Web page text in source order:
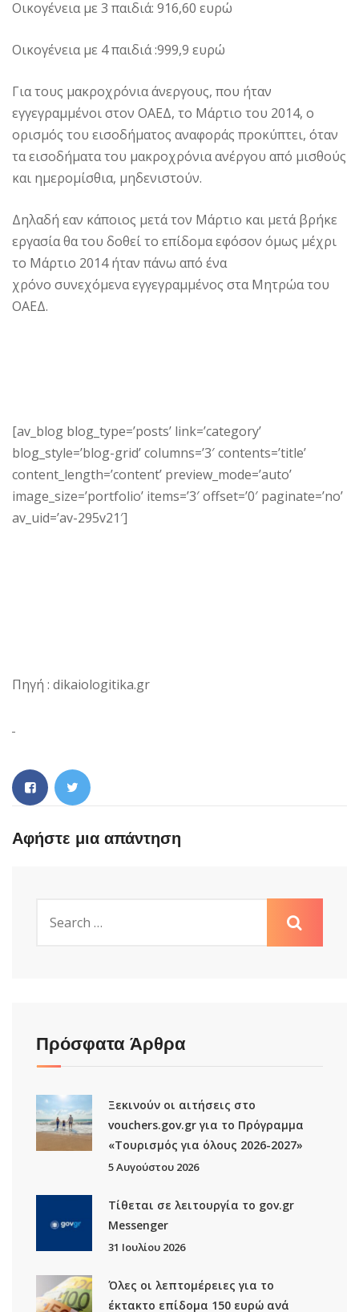
Οικογένεια με 3 παιδιά: 916,60 ευρώ
Οικογένεια με 4 παιδιά :999,9 ευρώ
Για τους μακροχρόνια άνεργους, που ήταν
εγγεγραμμένοι στον ΟΑΕΔ, το Μάρτιο του 2014, ο
ορισμός του εισοδήματος αναφοράς προκύπτει, όταν
τα εισοδήματα του μακροχρόνια ανέργου από μισθούς
και ημερομίσθια, μηδενιστούν.
Δηλαδή εαν κάποιος μετά τον Μάρτιο και μετά βρήκε
εργασία θα του δοθεί το επίδομα εφόσον όμως μέχρι
το Μάρτιο 2014 ήταν πάνω από ένα
χρόνο συνεχόμενα εγγεγραμμένος στα Μητρώα του
ΟΑΕΔ.
[av_blog blog_type=’posts’ link=’category’
blog_style=’blog-grid’ columns=’3′ contents=’title’
content_length=’content’ preview_mode=’auto’
image_size=’portfolio’ items=’3′ offset=’0′ paginate=’no’
av_uid=’av-295v21′]
Πηγή : dikaiologitika.gr
Αφήστε μια απάντηση
Πρόσφατα Άρθρα
Ξεκινούν οι αιτήσεις στο
vouchers.gov.gr για το Πρόγραμμα
«Τουρισμός για όλους 2026-2027»
5 Αυγούστου 2026
Τίθεται σε λειτουργία το gov.gr
Μessenger
31 Ιουλίου 2026
Όλες οι λεπτομέρειες για το
έκτακτο επίδομα 150 ευρώ ανά